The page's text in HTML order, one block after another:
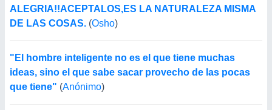
ALEGRIA!!ACEPTALOS,ES LA NATURALEZA MISMA
DE LAS COSAS. (Osho)
"El hombre inteligente no es el que tiene muchas
ideas, sino el que sabe sacar provecho de las pocas
que tiene" (Anónimo)